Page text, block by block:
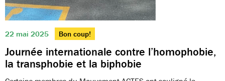
22 mai 2025 Bon coup!
Journée internationale contre l’homophobie,
la transphobie et la biphobie